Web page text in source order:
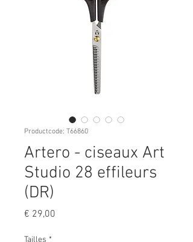
Productcode: T66860
Artero - ciseaux Art
Studio 28 effileurs
(DR)
€ 29,00
Tailles *